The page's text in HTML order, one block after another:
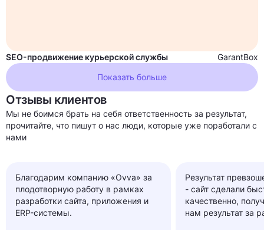
SEO-продвижение курьерской службы
GarantBox
Показать больше
Отзывы клиентов
Мы не боимся брать на себя ответственность за результат,
прочитайте, что пишут о нас люди, которые уже поработали с
нами
Благодарим компанию «Ovva» за
плодотворную работу в рамках
разработки сайта, приложения и
ERP-системы.
Результат
- сайт сделали
качественно,
нам результат за